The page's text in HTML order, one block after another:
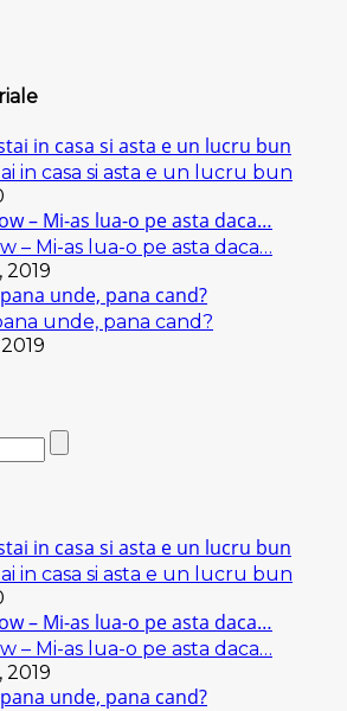
in casa si asta e un lucru bun
– Mi-as lua-o pe asta daca…
2019
unde, pana cand?
in casa si asta e un lucru bun
– Mi-as lua-o pe asta daca…
2019